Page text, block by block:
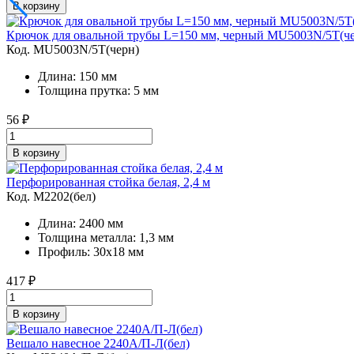
В корзину
Крючок для овальной трубы L=150 мм, черный MU5003N/
Код. MU5003N/5Т(черн)
Длина: 150 мм
Толщина прутка: 5 мм
56 ₽
В корзину
Перфорированная стойка белая, 2,4 м
Код. M2202(бел)
Длина: 2400 мм
Толщина металла: 1,3 мм
Профиль: 30х18 мм
417 ₽
В корзину
Вешало навесное 2240A/П-Л(бел)